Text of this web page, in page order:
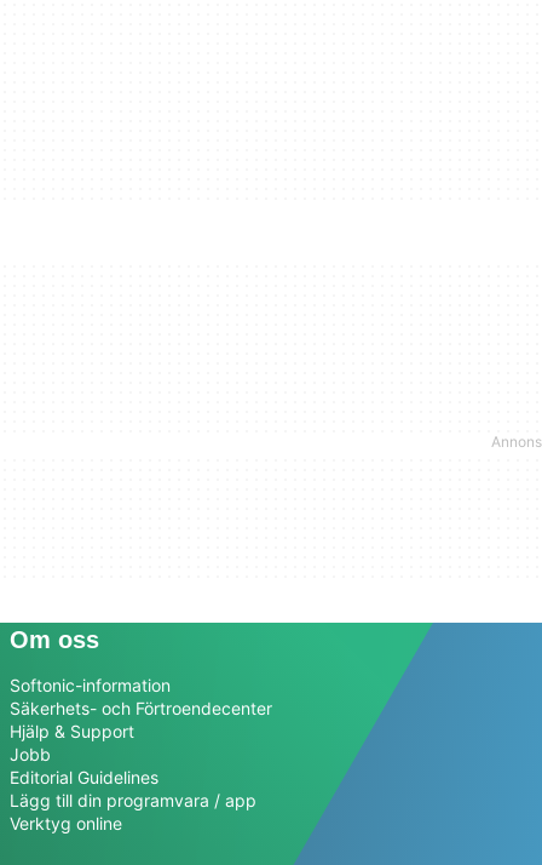
Om oss
Softonic-information
Säkerhets- och Förtroendecenter
Hjälp & Support
Jobb
Editorial Guidelines
Lägg till din programvara / app
Verktyg online